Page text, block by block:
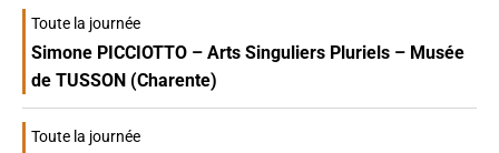
Toute la journée
Simone PICCIOTTO – Arts Singuliers Pluriels – Musée
de TUSSON (Charente)
Toute la journée